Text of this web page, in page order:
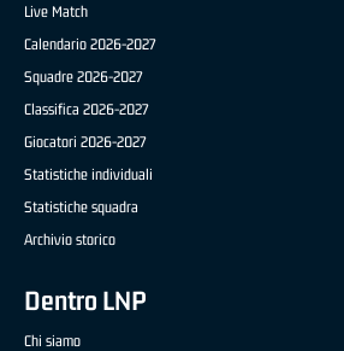
Live Match
Calendario 2026-2027
Squadre 2026-2027
Classifica 2026-2027
Giocatori 2026-2027
Statistiche individuali
Statistiche squadra
Archivio storico
Dentro LNP
Chi siamo